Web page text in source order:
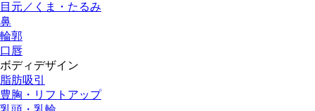
目元／くま・たるみ
鼻
輪郭
口唇
ボディデザイン
脂肪吸引
豊胸・リフトアップ